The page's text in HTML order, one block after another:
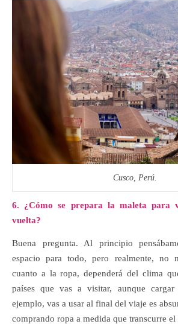
Cusco, Perú.
6. ¿Cómo se prepara la maleta para
vuelta?
Buena pregunta. Al principio
espacio para todo, pero realmente, no
cuanto a la ropa, dependerá del clima
países que vas a visitar, aunque
ejemplo, vas a usar al final del viaje es
comprando ropa a medida que transcurre el